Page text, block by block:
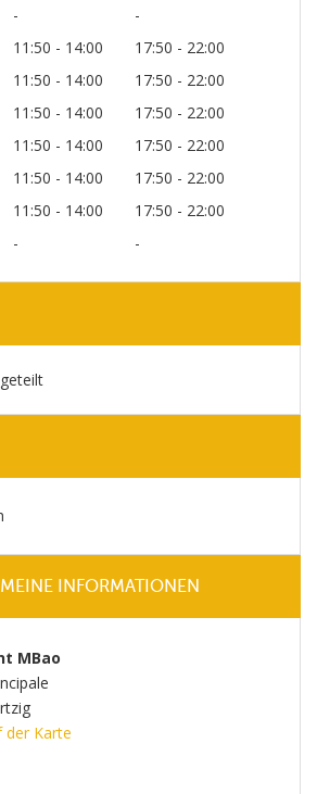
-
-
11:50 - 14:00
17:50 - 22:00
11:50 - 14:00
17:50 - 22:00
11:50 - 14:00
17:50 - 22:00
11:50 - 14:00
17:50 - 22:00
11:50 - 14:00
17:50 - 22:00
11:50 - 14:00
17:50 - 22:00
-
-
INFORMATIONEN
MBao
der Karte